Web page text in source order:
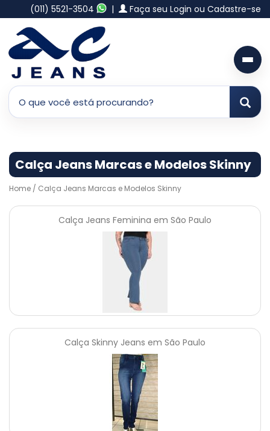
(011) 5521-3504 | Faça seu Login ou Cadastre-se
Calça Jeans Marcas e Modelos Skinny
Home / Calça Jeans Marcas e Modelos Skinny
Calça Jeans Feminina em São Paulo
Calça Skinny Jeans em São Paulo